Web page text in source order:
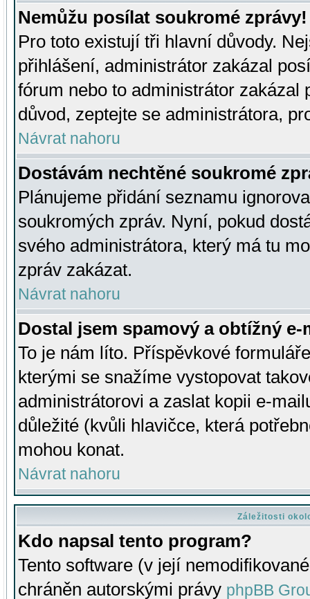
Nemůžu posílat soukromé zprávy!
Pro toto existují tři hlavní důvody.
přihlášení, administrátor zakázal
fórum nebo to administrátor zakázal
důvod, zeptejte se administrátora,
Návrat nahoru
Dostávám nechtěné soukromé
Plánujeme přidání seznamu
soukromých zpráv. Nyní, pokud
svého administrátora, který má tu
zpráv zakázat.
Návrat nahoru
Dostal jsem spamový a obtížný
To je nám líto. Příspěvkové
kterými se snažíme vystopovat
administrátorovi a zaslat kopii e-
důležité (kvůli hlavičce, která
mohou konat.
Návrat nahoru
Záležitosti
Kdo napsal tento program?
Tento software (v její
chráněn autorskými právy phpBB